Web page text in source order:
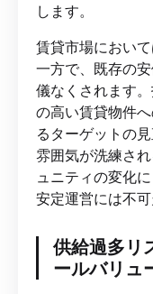
します。
賃貸市場におい
一方で、既存の
儀なくされます
の高い賃貸物件
るターゲットの
雰囲気が洗練さ
ュニティの変化
安定運営には不可
供給過多リ
ールバリュ